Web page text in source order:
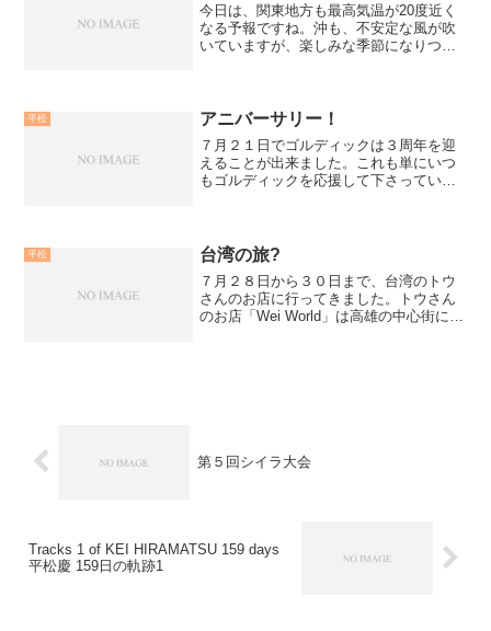
今日は、関東地方も最高気温が20度近く
なる予報ですね。沖も、不安定な風が吹
いていますが、楽しみな季節になりつつ
ルディック、毎日元気に...
平松 アニバーサリー！
７月２１日でゴルディックは３周年を迎
えることが出来ました。これも単にいつ
もゴルディックを応援して下さっている
ていきたいと思っておりま...
平松 台湾の旅?
７月２８日から３０日まで、台湾のトウ
さんのお店に行ってきました。トウさん
のお店「Wei World」は高雄の中心街にあ
第５回シイラ大会
Tracks 1 of KEI HIRAMATSU 159 days
平松慶 159日の軌跡1